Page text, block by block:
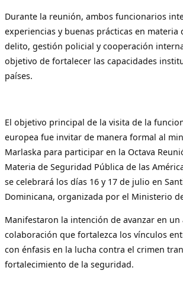
Durante la reunión, ambos funcionarios
experiencias y buenas prácticas en materia
delito, gestión policial y cooperación
objetivo de fortalecer las capacidades
países.
El objetivo principal de la visita de la
europea fue invitar de manera formal al
Marlaska para participar en la Octava
Materia de Seguridad Pública de las
se celebrará los días 16 y 17 de julio en
Dominicana, organizada por el Ministerio
Manifestaron la intención de avanzar en un
colaboración que fortalezca los vínculos
con énfasis en la lucha contra el crimen
fortalecimiento de la seguridad.